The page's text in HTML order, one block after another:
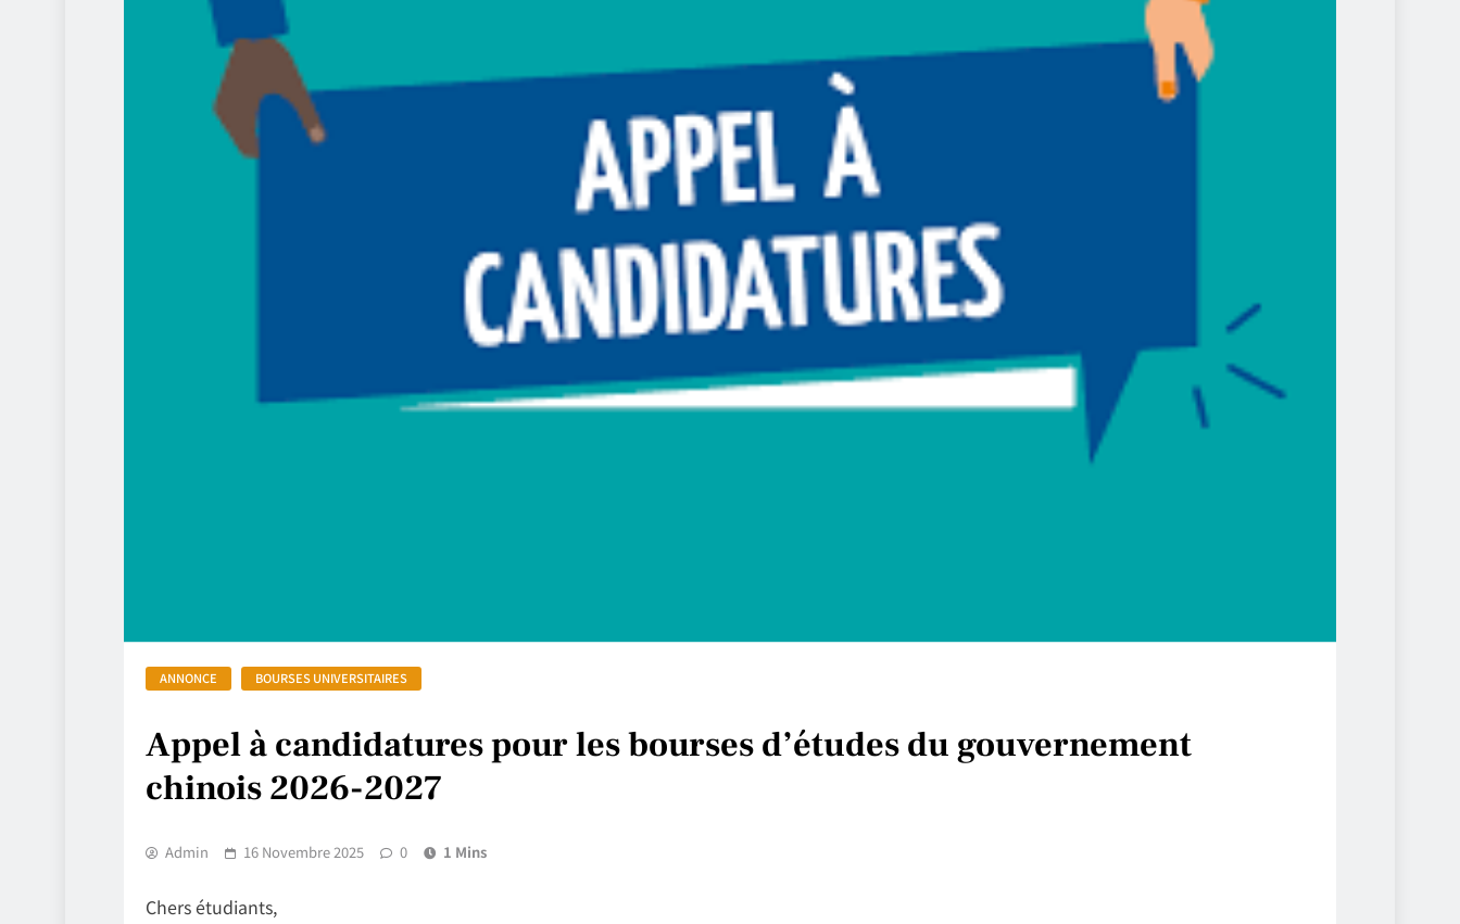
ANNONCE BOURSES UNIVERSITAIRES
Appel à candidatures pour les bourses d’études du gouvernement
chinois 2026-2027
Admin 16 Novembre 2025 0 1 Mins
Chers étudiants,